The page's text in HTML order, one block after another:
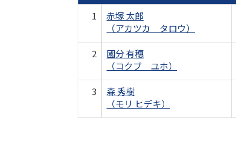
1
赤塚 太郎
（アカツカ タロウ）
2
國分 有穗
（コクブ ユホ）
3
森 秀樹
（モリ ヒデキ）